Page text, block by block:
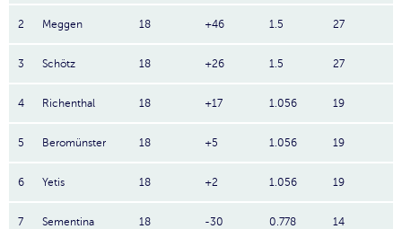
2 Meggen 18 +46 1.5 27
3 Schötz 18 +26 1.5 27
4 Richenthal 18 +17 1.056 19
5 Beromünster 18 +5 1.056 19
6 Yetis 18 +2 1.056 19
7 Sementina 18 -30 0.778 14